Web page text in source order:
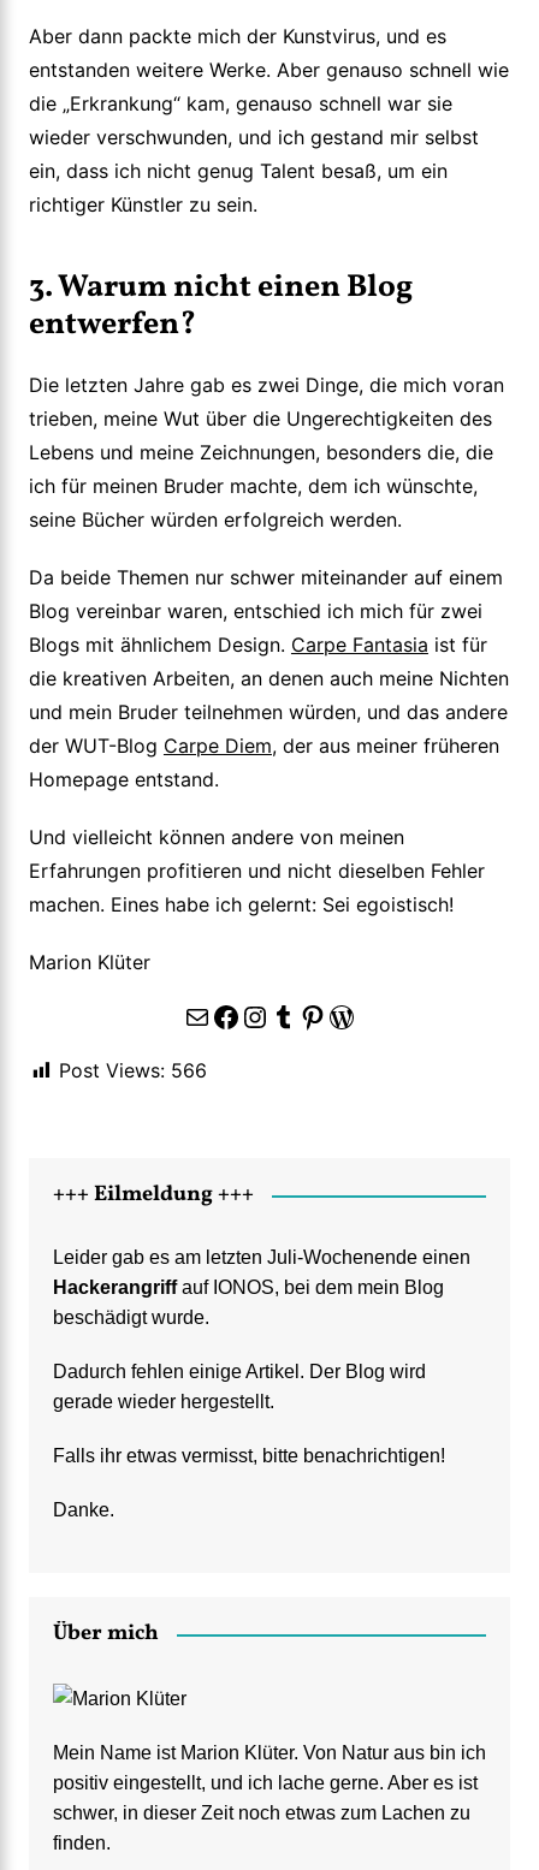
Aber dann packte mich der Kunstvirus, und es
entstanden weitere Werke. Aber genauso schnell wie
die „Erkrankung“ kam, genauso schnell war sie
wieder verschwunden, und ich gestand mir selbst
ein, dass ich nicht genug Talent besaß, um ein
richtiger Künstler zu sein.
3. Warum nicht einen Blog
entwerfen?
Die letzten Jahre gab es zwei Dinge, die mich voran
trieben, meine Wut über die Ungerechtigkeiten des
Lebens und meine Zeichnungen, besonders die, die
ich für meinen Bruder machte, dem ich wünschte,
seine Bücher würden erfolgreich werden.
Da beide Themen nur schwer miteinander auf einem
Blog vereinbar waren, entschied ich mich für zwei
Blogs mit ähnlichem Design. Carpe Fantasia ist für
die kreativen Arbeiten, an denen auch meine Nichten
und mein Bruder teilnehmen würden, und das andere
der WUT-Blog Carpe Diem, der aus meiner früheren
Homepage entstand.
Und vielleicht können andere von meinen
Erfahrungen profitieren und nicht dieselben Fehler
machen. Eines habe ich gelernt: Sei egoistisch!
Marion Klüter
E-MailFacebook
Instagram
Tumblr
Pinterest
WordPress
Post Views: 566
+++ Eilmeldung +++
Leider gab es am letzten Juli-Wochenende einen
Hackerangriffauf IONOS, bei dem mein Blog
beschädigt wurde.
Dadurch fehlen einige Artikel. Der Blog wird
gerade wieder hergestellt.
Falls ihr etwas vermisst, bitte benachrichtigen!
Danke.
Über mich
Mein Name ist Marion Klüter. Von Natur aus bin ich
positiv eingestellt, und ich lache gerne. Aber es ist
schwer, in dieser Zeit noch etwas zum Lachen zu
finden.